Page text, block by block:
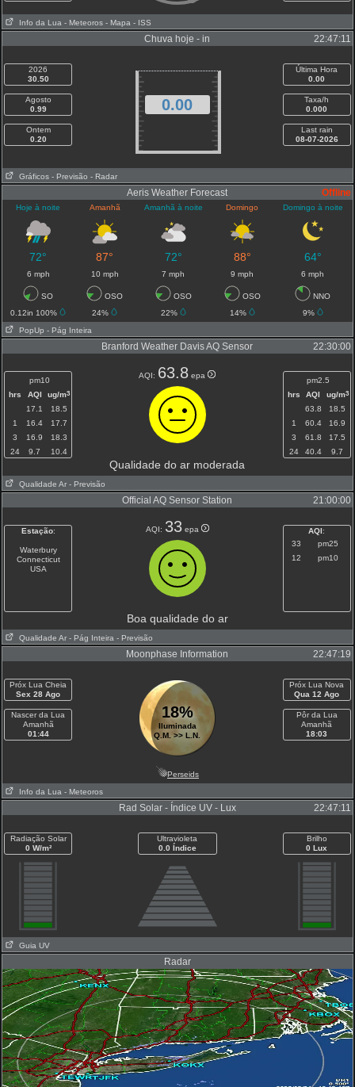
Info da Lua - Meteoros - Mapa - ISS
Chuva hoje - in 22:47:11
2026
30.50
Agosto
0.99
Ontem
0.20
0.00
Última Hora
0.00
Taxa/h
0.000
Last rain
08-07-2026
Gráficos - Previsão - Radar
Aeris Weather Forecast Offline
Hoje à noite Amanhã Amanhã à noite Domingo Domingo à noite
72° 87° 72° 88° 64°
6 mph 10 mph 7 mph 9 mph 6 mph
SO OSO OSO OSO
NNO
0.12in 100%
24% 22% 14%
9%
PopUp - Pág Inteira
Branford Weather Davis AQ Sensor 22:30:00
pm10
hrs
AQI ug/m3
17.1
18.5
1
16.4
17.7
3
16.9
18.3
24
9.7 10.4
AQI: 63.8 epa
pm2.5
hrs
AQI ug/m3
63.8
18.5
1
60.4
16.9
3
61.8
17.5
24
40.4 9.7
Qualidade do ar moderada
Qualidade Ar - Previsão
Official AQ Sensor Station 21:00:00
Estação:
Waterbury
Connecticut
USA
AQI: 33 epa AQI:
33
pm25
12
pm10
Boa qualidade do ar
Qualidade Ar - Pág Inteira - Previsão
Moonphase Information 22:47:19
Próx Lua Cheia
Sex 28 Ago
Nascer da Lua
Amanhã
01:44
18%
Iluminada
Q.M. >> L.N.
Próx Lua Nova
Qua 12 Ago
Pôr da Lua
Amanhã
18:03
Perseids
Info da Lua - Meteoros
Rad Solar - Índice UV - Lux 22:47:11
Radiação Solar
0 W/m²
Ultravioleta
0.0 Índice
Brilho
0 Lux
Guia UV
Radar